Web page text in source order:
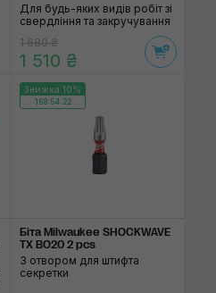
Для будь-яких видів робіт зі
свердління та закручування
1 680 ₴
1 510 ₴
Знижка 10%
168:54:22
Біта Milwaukee SHOCKWAVE
TX BO20 2 pcs
З отвором для штифта
секретки